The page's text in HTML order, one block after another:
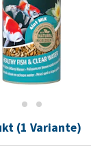
(1 Variante)